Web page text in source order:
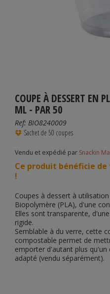
COUPE À DESSERT EN
ML - PAR 50
Ref: BIO8240009
Sachet de 50 coupes
Vendu et expédié par Snackin
Ce produit bénéficie
!
Coupes à dessert à
Biopolymère (PLA), d'une
Elles sont transparente,
rigide.
Semblable à du verre, cette
compostable permet de
emporter d'autant plus qu'un
adapté (vendu séparément).